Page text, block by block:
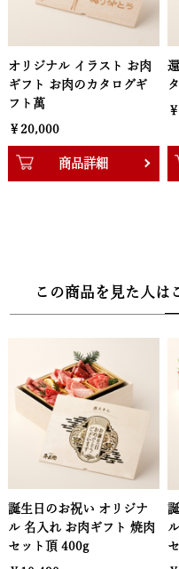
お贈りいただけます。
各コース、下記から１点お
・5000円【彩】
黒毛和牛肩ロースすき焼き（
（300g）、黒毛和牛国産牛
ラすき焼き（600g）、黒毛
・20000円【萬】
黒毛和牛焼肉セット頂（
個）、黒毛和牛肩ロースすき
ステーキ（200g×4枚）、
黒毛和牛バラすき焼き肉1,200g
■配送：カタログギフト常温
■セット内容：カタログリー
ラスト お肉
カタログギ
詳細
還暦祝い 名入
タログギフト萬
商品詳
この商品を見た人は
い オリジナ
ギフト 焼肉
誕生日のお祝
ル 名入れ お肉
セット1段重